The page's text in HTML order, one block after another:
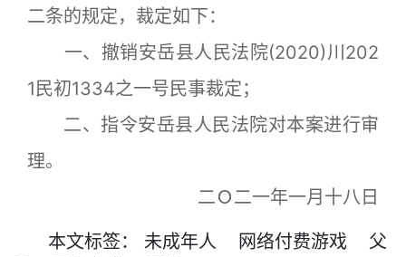
二条的规定，裁定如下：
一、撤销安岳县人民法院(2020)川202
1民初1334之一号民事裁定；
二、指令安岳县人民法院对本案进行审
理。
二Ｏ二一年一月十八日
本文标签： 未成年人 网络付费游戏
父